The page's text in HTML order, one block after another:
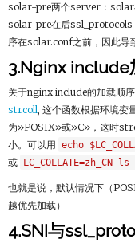
solar-pre两个server：
solar-pre在后ssl_protocols
序在solar.conf之前，因此导
3.Nginx include
关于nginx include的加载顺
strcoll , 这个函数根据环境
为»POSIX»或»C»，这时
小。可以用 echo
或 LC_COLLATE=zh_CN
也就是说，默认情况下（
越优先加载）
4.SNI与